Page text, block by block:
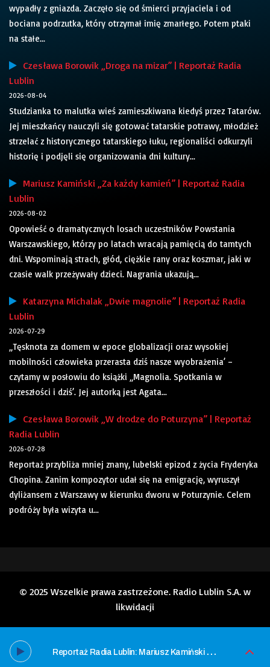
wypadły z gniazda. Zaczęło się od śmierci przyjaciela i od
bociana podrzutka, który otrzymał imię zmarłego. Potem ptaki
na stałe...
Czesława Borowik „Droga na mizar” | Reportaż Radia
Lublin
2026-08-04
Studzianka to malutka wieś zamieszkiwana kiedyś przez Tatarów.
Jej mieszkańcy nauczyli się gotować tatarskie potrawy, młodzież
strzelać z historycznego tatarskiego łuku, regionaliści odkurzyli
historię i podjęli się organizowania dni kultury...
Mariusz Kamiński „Za każdy kamień” | Reportaż Radia
Lublin
2026-08-02
Opowieść o dramatycznych losach uczestników Powstania
Warszawskiego, którzy po latach wracają pamięcią do tamtych
dni. Wspominają strach, głód, ciężkie rany oraz koszmar, jaki w
czasie walk przeżywały dzieci. Nagrania ukazują...
Katarzyna Michalak „Dwie magnolie” | Reportaż Radia
Lublin
2026-07-29
„Tęsknota za domem w epoce globalizacji oraz wysokiej
mobilności człowieka przerasta dziś nasze wyobrażenia’ –
czytamy w posłowiu do książki „Magnolia. Spotkania w
przeszłości i dziś’. Jej autorką jest Agata...
Czesława Borowik „W drodze do Poturzyna” | Reportaż
Radia Lublin
2026-07-28
Reportaż przybliża mniej znany, lubelski epizod z życia Fryderyka
Chopina. Zanim kompozytor udał się na emigrację, wyruszył
dyliżansem z Warszawy w kierunku dworu w Poturzynie. Celem
podróży była wizyta u...
© 2025 Wszelkie prawa zastrzeżone. Radio Lublin S.A. w
likwidacji
R
eportaż Radia Lublin: Mariusz Kamiński „To ostatnie takie trio”